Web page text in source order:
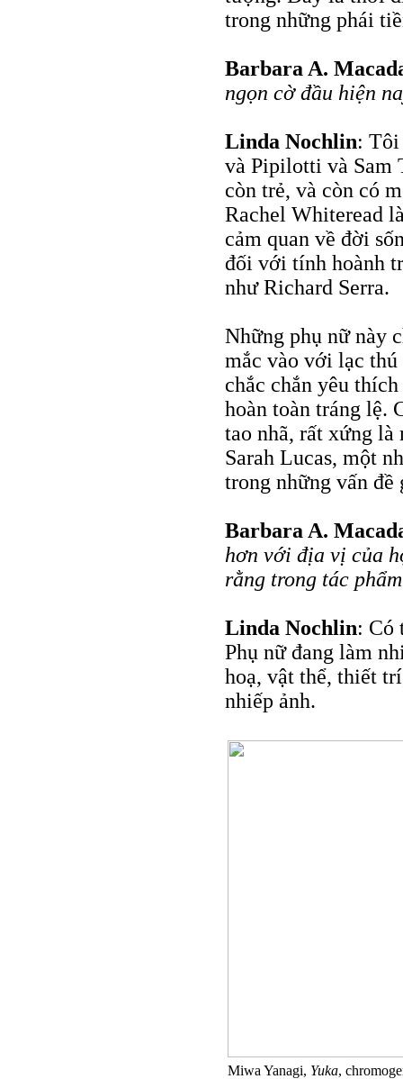
trong những phái
Barbara A.
ngọn cờ đầu hiện
Linda Nochlin: Tôi
và Pipilotti và Sam
còn trẻ, và còn có
Rachel Whiteread
cảm quan về đời
đối với tính hoành
như Richard Serra.
Những phụ nữ này
mắc vào với lạc
chắc chắn yêu
hoàn toàn tráng lệ.
tao nhã, rất xứng
Sarah Lucas, một
trong những vấn
Barbara A.
hơn với địa vị của
rằng trong tác
Linda Nochlin: Có
Phụ nữ đang làm
hoạ, vật thể, thiết
nhiếp ảnh.
Miwa Yanagi, Yuka,